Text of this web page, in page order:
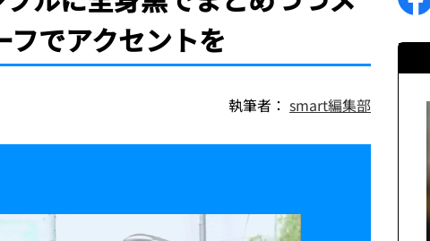
フでアクセントを
執筆者： smart編集部